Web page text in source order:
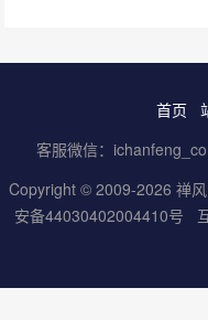
首页
客服微信：
Copyright © 2009-2026 禅
安备44030402004410号